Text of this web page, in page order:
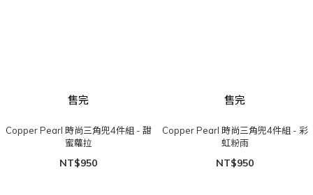
售完
Copper Pearl 時尚三角兜4件組 - 甜
蜜蘿拉
NT$950
售完
Copper Pearl 時尚三角兜4件組 - 彩
虹粉雨
NT$950